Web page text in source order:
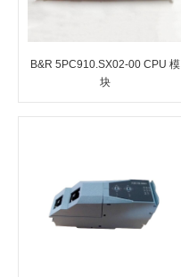
B&R 5PC910.SX02-00 CPU 模
块